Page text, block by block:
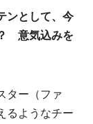
ンとして、今
意気込みを
ター（ファ
るようなチー